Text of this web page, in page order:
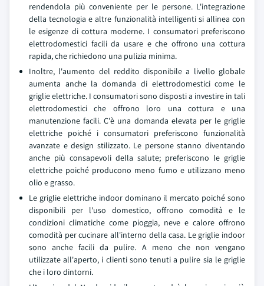
rendendola più conveniente per le persone. L'integrazione
della tecnologia e altre funzionalità intelligenti si allinea con
le esigenze di cottura moderne. I consumatori preferiscono
elettrodomestici facili da usare e che offrono una cottura
rapida, che richiedono una pulizia minima.
Inoltre, l'aumento del reddito disponibile a livello globale
aumenta anche la domanda di elettrodomestici come le
griglie elettriche. I consumatori sono disposti a investire in tali
elettrodomestici che offrono loro una cottura e una
manutenzione facili. C'è una domanda elevata per le griglie
elettriche poiché i consumatori preferiscono funzionalità
avanzate e design stilizzato. Le persone stanno diventando
anche più consapevoli della salute; preferiscono le griglie
elettriche poiché producono meno fumo e utilizzano meno
olio e grasso.
Le griglie elettriche indoor dominano il mercato poiché sono
disponibili per l'uso domestico, offrono comodità e le
condizioni climatiche come pioggia, neve e calore offrono
comodità per cucinare all'interno della casa. Le griglie indoor
sono anche facili da pulire. A meno che non vengano
utilizzate all'aperto, i clienti sono tenuti a pulire sia le griglie
che i loro dintorni.